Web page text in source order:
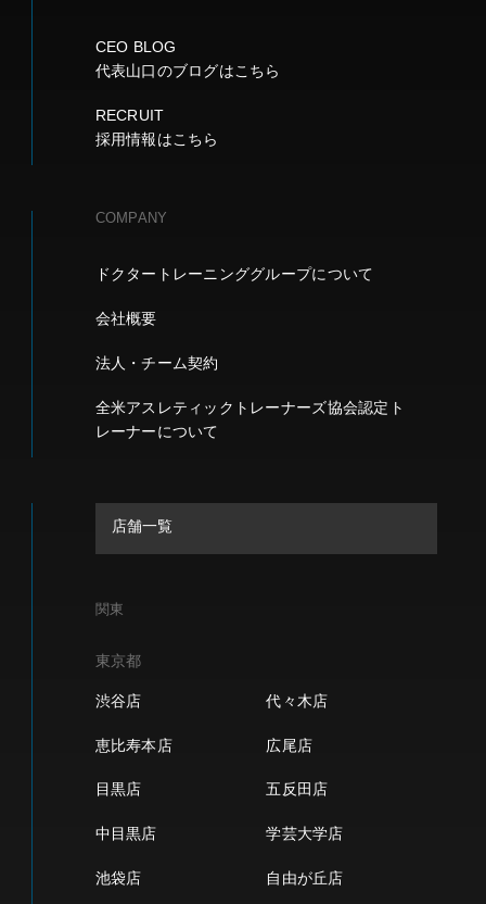
CEO BLOG
代表山口のブログはこちら
RECRUIT
採用情報はこちら
COMPANY
ドクタートレーニンググループについて
会社概要
法人・チーム契約
全米アスレティックトレーナーズ協会認定ト
レーナーについて
店舗一覧
関東
東京都
渋谷店 代々木店
恵比寿本店 広尾店
目黒店 五反田店
中目黒店 学芸大学店
池袋店 自由が丘店